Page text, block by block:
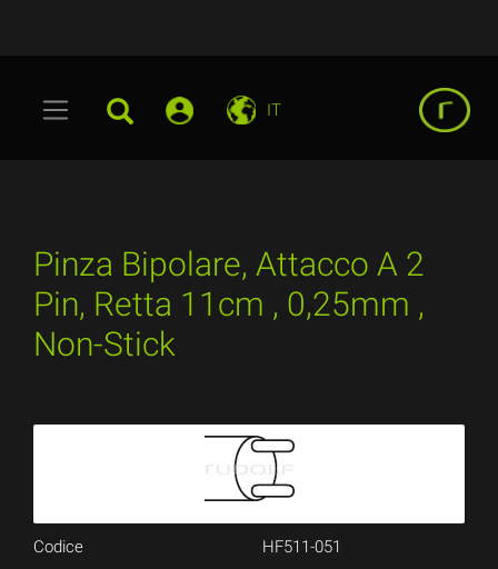
IT
Pinza Bipolare, Attacco A 2
Pin, Retta 11cm , 0,25mm ,
Non-Stick
Codice HF511-051